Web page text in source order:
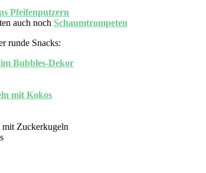
Pfeifenputzern
auch noch Schaumtrompeten
runde Snacks:
Bubbles-Dekor
mit Kokos
Zuckerkugeln